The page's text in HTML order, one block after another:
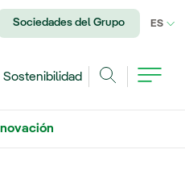
Sociedades del Grupo ES
Sostenibilidad